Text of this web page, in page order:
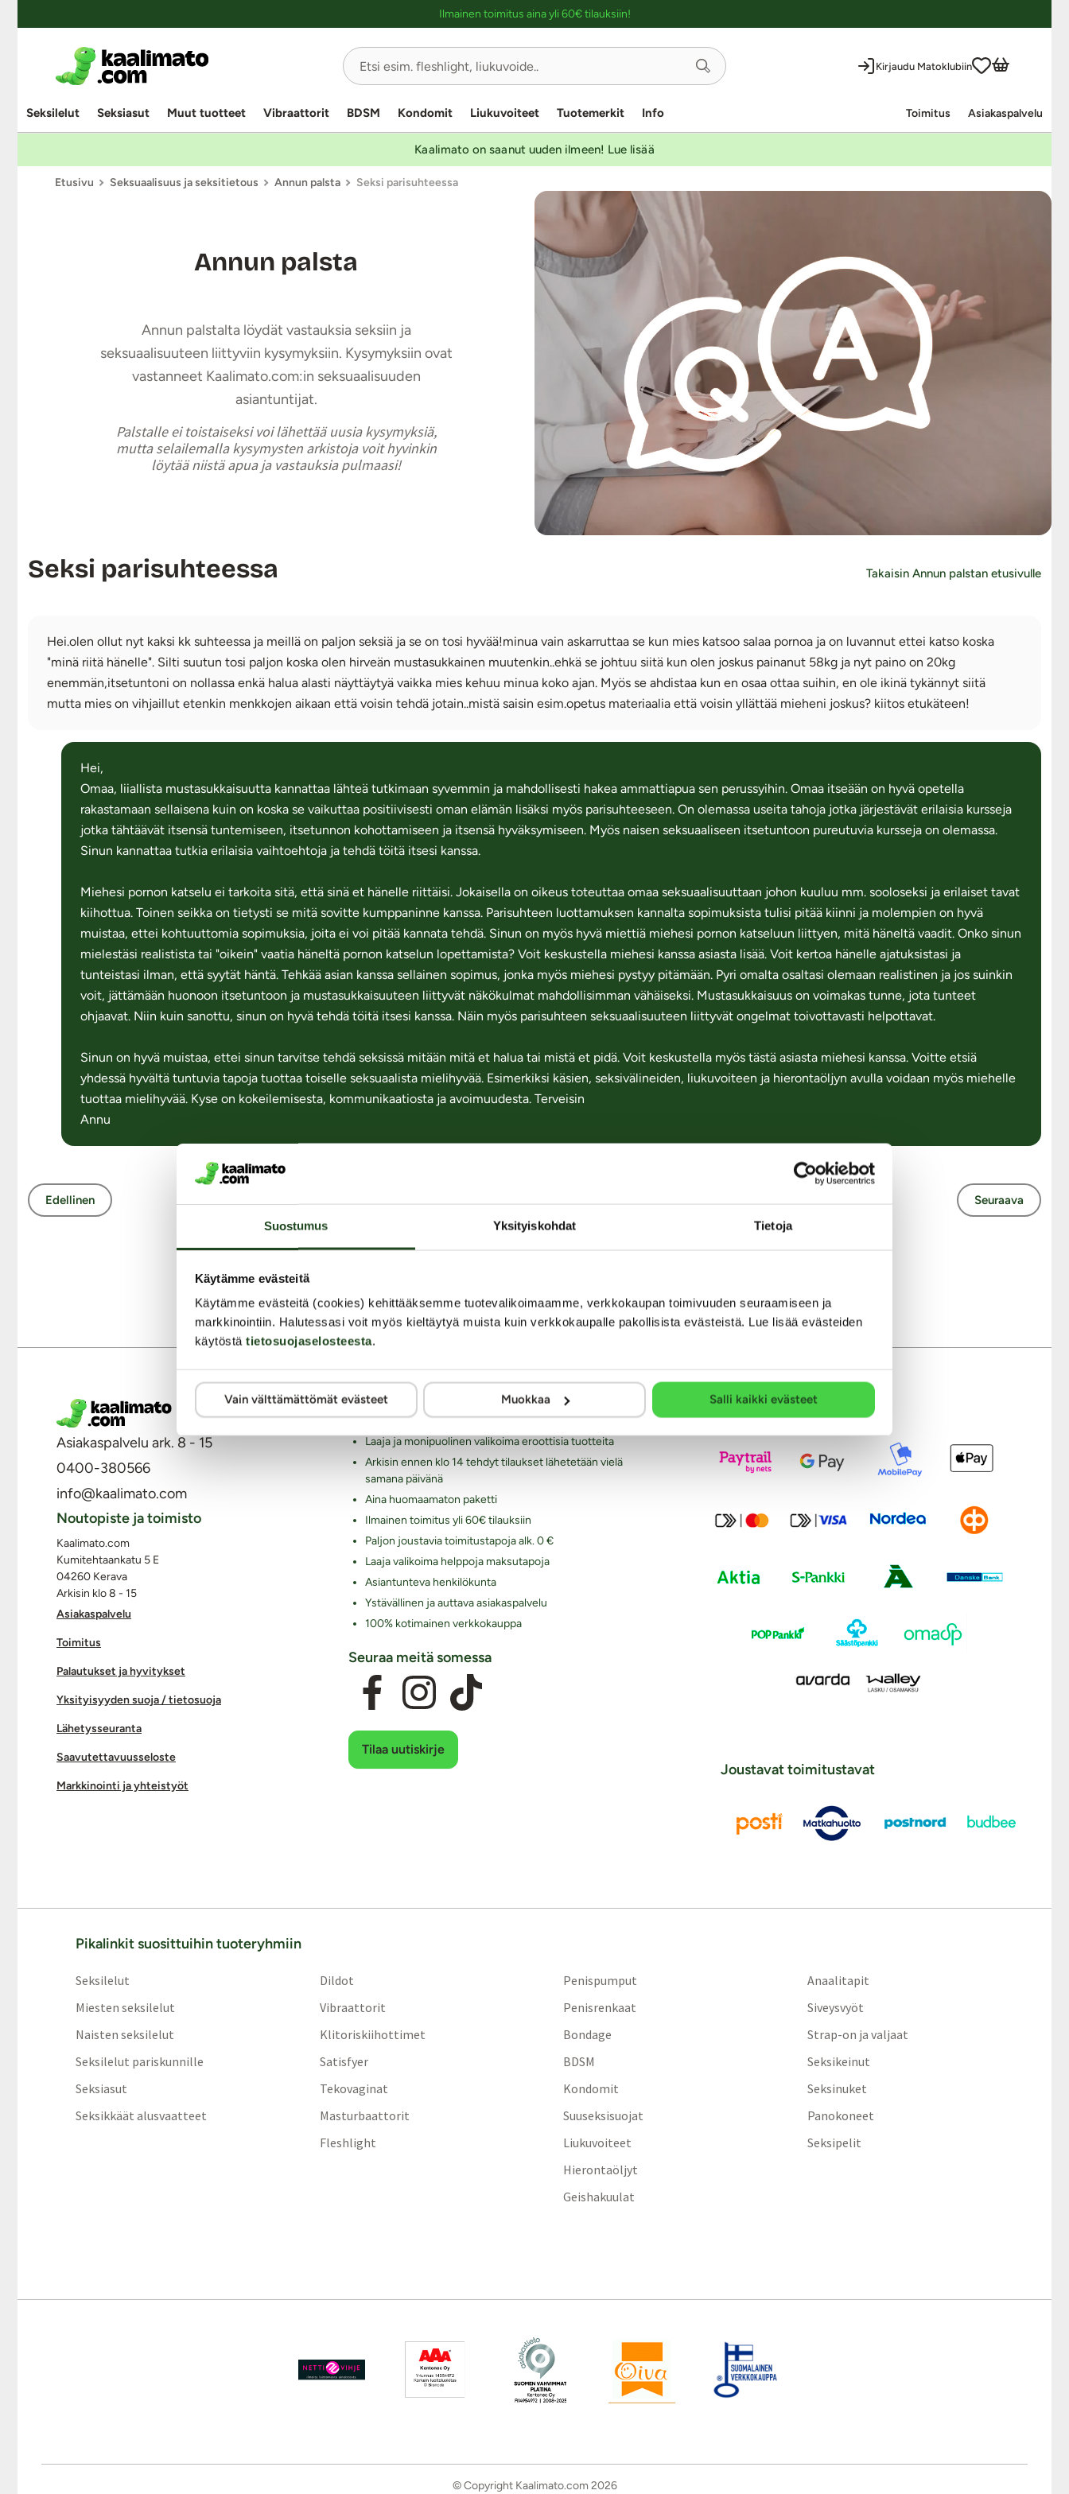
Suostumus Yksityiskohdat Tietoja
Käytämme evästeitä
Käytämme evästeitä (cookies) kehittääksemme tuotevalikoimaamme, verkkokaupan toimivuuden seuraamiseen ja
markkinointiin. Halutessasi voit myös kieltäytyä muista kuin verkkokaupalle pakollisista evästeistä. Lue lisää evästeiden
käytöstä tietosuojaselosteesta.
Vain välttämättömät evästeet Muokkaa Salli kaikki evästeet
Ilmainen toimitus aina yli 60€ tilauksiin!
Kirjaudu Matoklubiin
Seksilelut Seksiasut Muut tuotteet Vibraattorit BDSM Kondomit Liukuvoiteet Tuotemerkit Info Toimitus Asiakaspalvelu
Kaalimato on saanut uuden ilmeen! Lue lisää
Etusivu Seksuaalisuus ja seksitietous Annun palsta Seksi parisuhteessa
Annun palsta
Annun palstalta löydät vastauksia seksiin ja
seksuaalisuuteen liittyviin kysymyksiin. Kysymyksiin ovat
vastanneet Kaalimato.com:in seksuaalisuuden
asiantuntijat.
Palstalle ei toistaiseksi voi lähettää uusia kysymyksiä,
mutta selailemalla kysymysten arkistoja voit hyvinkin
löytää niistä apua ja vastauksia pulmaasi!
Seksi parisuhteessa Takaisin Annun palstan etusivulle
Hei.olen ollut nyt kaksi kk suhteessa ja meillä on paljon seksiä ja se on tosi hyvää!minua vain askarruttaa se kun mies katsoo salaa pornoa ja on luvannut ettei katso koska
"minä riitä hänelle". Silti suutun tosi paljon koska olen hirveän mustasukkainen muutenkin..ehkä se johtuu siitä kun olen joskus painanut 58kg ja nyt paino on 20kg
enemmän,itsetuntoni on nollassa enkä halua alasti näyttäytyä vaikka mies kehuu minua koko ajan. Myös se ahdistaa kun en osaa ottaa suihin, en ole ikinä tykännyt siitä
mutta mies on vihjaillut etenkin menkkojen aikaan että voisin tehdä jotain..mistä saisin esim.opetus materiaalia että voisin yllättää mieheni joskus? kiitos etukäteen!
Hei,
Omaa, liiallista mustasukkaisuutta kannattaa lähteä tutkimaan syvemmin ja mahdollisesti hakea ammattiapua sen perussyihin. Omaa itseään on hyvä opetella
rakastamaan sellaisena kuin on koska se vaikuttaa positiivisesti oman elämän lisäksi myös parisuhteeseen. On olemassa useita tahoja jotka järjestävät erilaisia kursseja
jotka tähtäävät itsensä tuntemiseen, itsetunnon kohottamiseen ja itsensä hyväksymiseen. Myös naisen seksuaaliseen itsetuntoon pureutuvia kursseja on olemassa.
Sinun kannattaa tutkia erilaisia vaihtoehtoja ja tehdä töitä itsesi kanssa.
Miehesi pornon katselu ei tarkoita sitä, että sinä et hänelle riittäisi. Jokaisella on oikeus toteuttaa omaa seksuaalisuuttaan johon kuuluu mm. sooloseksi ja erilaiset tavat
kiihottua. Toinen seikka on tietysti se mitä sovitte kumppaninne kanssa. Parisuhteen luottamuksen kannalta sopimuksista tulisi pitää kiinni ja molempien on hyvä
muistaa, ettei kohtuuttomia sopimuksia, joita ei voi pitää kannata tehdä. Sinun on myös hyvä miettiä miehesi pornon katseluun liittyen, mitä häneltä vaadit. Onko sinun
mielestäsi realistista tai "oikein" vaatia häneltä pornon katselun lopettamista? Voit keskustella miehesi kanssa asiasta lisää. Voit kertoa hänelle ajatuksistasi ja
tunteistasi ilman, että syytät häntä. Tehkää asian kanssa sellainen sopimus, jonka myös miehesi pystyy pitämään. Pyri omalta osaltasi olemaan realistinen ja jos suinkin
voit, jättämään huonoon itsetuntoon ja mustasukkaisuuteen liittyvät näkökulmat mahdollisimman vähäiseksi. Mustasukkaisuus on voimakas tunne, jota tunteet
ohjaavat. Niin kuin sanottu, sinun on hyvä tehdä töitä itsesi kanssa. Näin myös parisuhteen seksuaalisuuteen liittyvät ongelmat toivottavasti helpottavat.
Sinun on hyvä muistaa, ettei sinun tarvitse tehdä seksissä mitään mitä et halua tai mistä et pidä. Voit keskustella myös tästä asiasta miehesi kanssa. Voitte etsiä
yhdessä hyvältä tuntuvia tapoja tuottaa toiselle seksuaalista mielihyvää. Esimerkiksi käsien, seksivälineiden, liukuvoiteen ja hierontaöljyn avulla voidaan myös miehelle
tuottaa mielihyvää. Kyse on kokeilemisesta, kommunikaatiosta ja avoimuudesta. Terveisin
Annu
Edellinen Seuraava
Asiakaspalvelu ark. 8 - 15
0400-380566
info@kaalimato.com
Asiakaspalvelu
Toimitus
Palautukset ja hyvitykset
Yksityisyyden suoja / tietosuoja
Lähetysseuranta
Saavutettavuusseloste
Markkinointi ja yhteistyöt
Noutopiste ja toimisto
Kaalimato.com
Kumitehtaankatu 5 E
04260 Kerava
Arkisin klo 8 - 15
Miksi juuri Kaalimato.com
Laaja ja monipuolinen valikoima eroottisia tuotteita
Arkisin ennen klo 14 tehdyt tilaukset lähetetään vielä
samana päivänä
Aina huomaamaton paketti
Ilmainen toimitus yli 60€ tilauksiin
Paljon joustavia toimitustapoja alk. 0 €
Laaja valikoima helppoja maksutapoja
Asiantunteva henkilökunta
Ystävällinen ja auttava asiakaspalvelu
100% kotimainen verkkokauppa
Seuraa meitä somessa
Tilaa uutiskirje
Modernit maksutavat
Joustavat toimitustavat
Pikalinkit suosittuihin tuoteryhmiin
Seksilelut
Miesten seksilelut
Naisten seksilelut
Seksilelut pariskunnille
Seksiasut
Seksikkäät alusvaatteet
Dildot
Vibraattorit
Klitoriskiihottimet
Satisfyer
Tekovaginat
Masturbaattorit
Fleshlight
Penispumput
Penisrenkaat
Bondage
BDSM
Kondomit
Suuseksisuojat
Liukuvoiteet
Hierontaöljyt
Geishakuulat
Anaalitapit
Siveysvyöt
Strap-on ja valjaat
Seksikeinut
Seksinuket
Panokoneet
Seksipelit
© Copyright Kaalimato.com 2026